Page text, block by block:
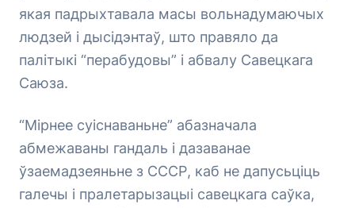
якая падрыхтавала масы вольнадумаючых
людзей і дысідэнтаў, што правяло да
палітыкі “перабудовы” і абвалу Савецкага
Саюза.
“Мірнее суіснаваньне” абазначала
абмежаваны гандаль і дазаванае
ўзаемадзеяньне з СССР, каб не дапусьціць
галечы і пралетарызацыі савецкага саўка,